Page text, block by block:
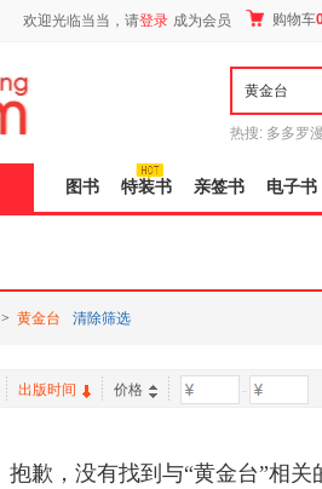
欢迎光临当当，请登录 成为会员 购物车
热搜: 多多罗
图书 特装书 亲签书 电子书
> 黄金台 清除筛选
出版时间 价格 -
抱歉，没有找到与“黄金台”相